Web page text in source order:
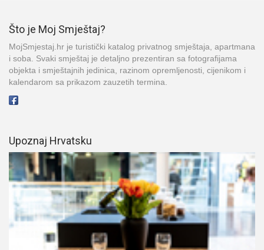
Što je Moj Smještaj?
MojSmjestaj.hr je turistički katalog privatnog smještaja, apartmana
i soba. Svaki smještaj je detaljno prezentiran sa fotografijama
objekta i smještajnih jedinica, razinom opremljenosti, cijenikom i
kalendarom sa prikazom zauzetih termina.
Upoznaj Hrvatsku